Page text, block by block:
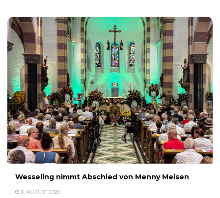
Wesseling nimmt Abschied von Menny Meisen
6. AUGUST 2026